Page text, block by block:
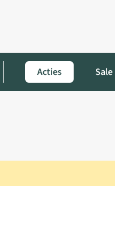
Acties Sale